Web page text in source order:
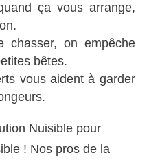
ça vous arrange,
chasser, on empêche
bêtes.
vous aident à garder
Nuisible pour
! Nos pros de la